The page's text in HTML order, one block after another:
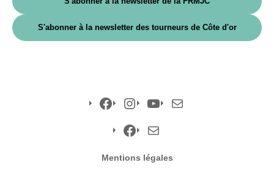
S'abonner à la newsletter des tourneurs de Côte d'or
Facebook
Facebook
mail
Mentions légales